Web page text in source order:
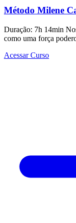
Método Milene
Duração: 7h 14min
como uma força
Acessar Curso